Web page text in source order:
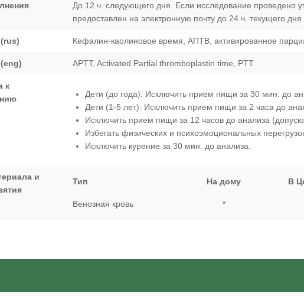
До 12 ч. следующего дня. Если исследование проведено
предоставлен на электронную почту до 24 ч. текущего дня
Кефалин-каолиновое время, АПТВ, активированное
APTT, Activated Partial thromboplastin time, PTT.
к
Дети (до года): Исключить прием пищи за 30 мин. до
Дети (1-5 лет): Исключить прием пищи за 2 часа до
Исключить прием пищи за 12 часов до анализа
Избегать физических и психоэмоциональных
Исключить курение за 30 мин. до анализа.
и
Тип На дому В
Венозная кровь *